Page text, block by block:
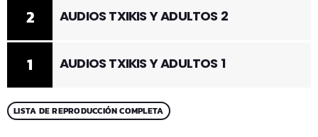
1 AUDIOS TXIKIS Y ADULTOS 1
2 AUDIOS TXIKIS Y ADULTOS 2
LISTA DE REPRODUCCIÓN COMPLETA